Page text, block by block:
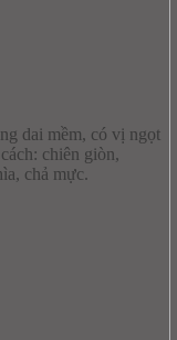
dai mềm, có vị ngọt
chiên giòn,
chả mực.